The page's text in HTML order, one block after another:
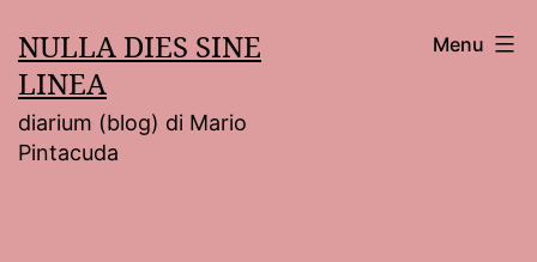
al
contenuto
NULLA DIES SINE
LINEA
diarium (blog) di Mario
Pintacuda
Menu